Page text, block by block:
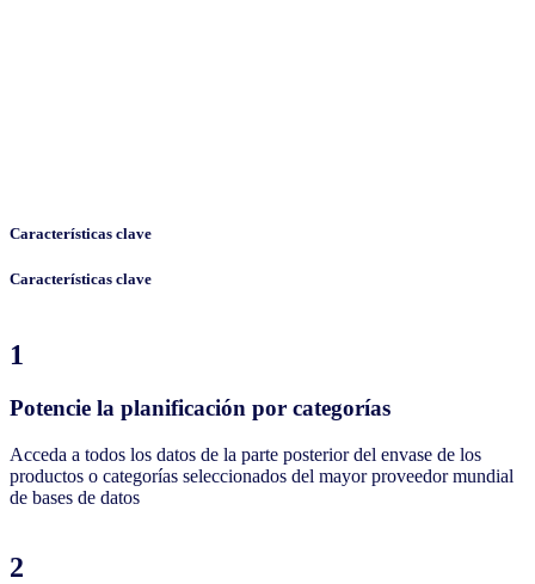
Características clave
Características clave
1
Potencie la planificación por categorías
Acceda a todos los datos de la parte posterior del envase de los
productos o categorías seleccionados del mayor proveedor mundial
de bases de datos
2